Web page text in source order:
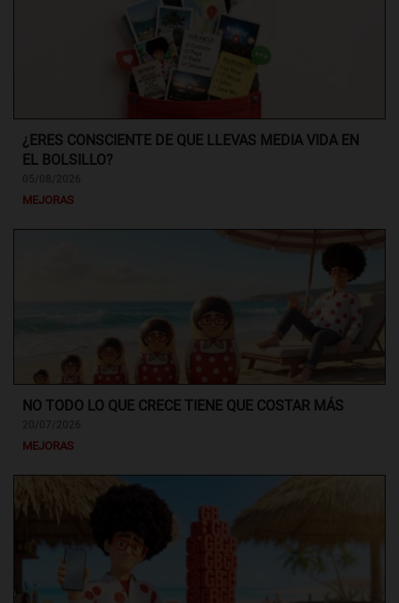
¿ERES CONSCIENTE DE QUE LLEVAS MEDIA VIDA EN
EL BOLSILLO?
MEJORAS
NO TODO LO QUE CRECE TIENE QUE COSTAR MÁS
MEJORAS